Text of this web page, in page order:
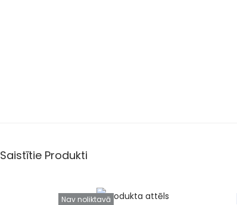
Saistītie Produkti
Nav noliktavā